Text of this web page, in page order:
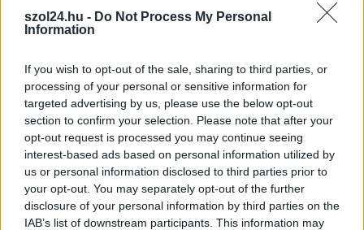
szol24.hu - Do Not Process My Personal
Information
If you wish to opt-out of the sale, sharing to third parties, or
processing of your personal or sensitive information for
targeted advertising by us, please use the below opt-out
section to confirm your selection. Please note that after your
opt-out request is processed you may continue seeing
interest-based ads based on personal information utilized by
us or personal information disclosed to third parties prior to
your opt-out. You may separately opt-out of the further
disclosure of your personal information by third parties on the
IAB’s list of downstream participants. This information may
beszélt.
JNSZ megyei hírek fidesz,képviselő,korrupció,luxizás ,pöcs jános
tisza part,választás,vereség
Pócs Jánost csak sikerült a Fidesznek bejuttatni
a parlamentbe, újra el is kezdte megosztó,
lejárató üzeneteit (videóval)
2026.04.27. Kiss Lajos